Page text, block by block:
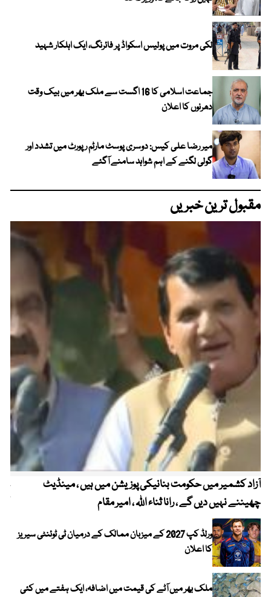
لکی مروت میں پولیس اسکواڈ پر فائرنگ، ایک اہلکار شہید
جماعت اسلامی کا 16 اگست سے ملک بھر میں بیک وقت
دھرنوں کا اعلان
میر رضا علی کیس: دوسری پوسٹ مارٹم رپورٹ میں تشدد اور
گولی لگنے کے اہم شواہد سامنے آگئے
مقبول ترین خبریں
آزاد کشمیر میں حکومت بنانیکی پوزیشن میں ہیں ، مینڈیٹ
چھیننے نہیں دیں گے ، رانا ثناء اللہ ، امیر مقام
ورلڈ کپ 2027 کے میزبان ممالک کے درمیان ٹی ٹوئنٹی سیریز
کا اعلان
ملک بھر میں آٹے کی قیمت میں اضافہ، ایک ہفتے میں کئی